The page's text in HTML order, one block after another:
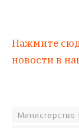
Нажмите
новости в
Министерство